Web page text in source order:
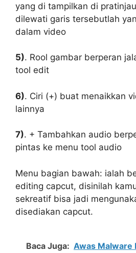
yang di tampilkan di
dilewati garis tersebutlah
dalam video
5). Rool gambar berperan
tool edit
6). Ciri (+) buat menaikkan
lainnya
7). + Tambahkan audio
pintas ke menu tool audio
Menu bagian bawah: ialah
editing capcut, disinilah
sekreatif bisa jadi
disediakan capcut.
Baca Juga: Awas Malware